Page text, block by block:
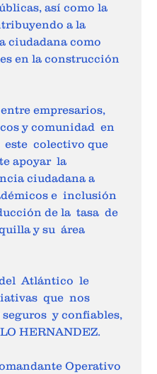
así como la
a la
ciudadana como
en la construcción
empresarios,
y comunidad  en
este  colectivo que
apoyar  la
ciudadana a
e  inclusión
de la  tasa  de
y su  área
Atlántico  le
que  nos
y confiables,
HERNANDEZ.
Operativo